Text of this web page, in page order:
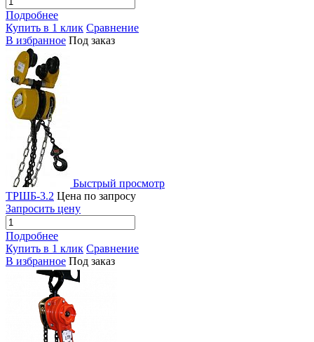
Подробнее
Купить в 1 клик Сравнение
В избранное Под заказ
Быстрый просмотр
ТРШБ-3.2 Цена по запросу
Запросить цену
Подробнее
Купить в 1 клик Сравнение
В избранное Под заказ